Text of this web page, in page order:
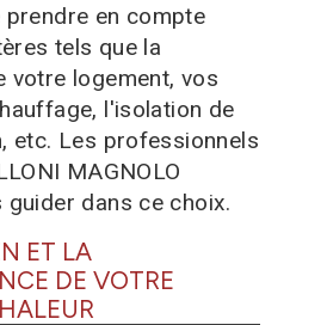
en compte
tels que la
votre logement, vos
l'isolation de
etc. Les professionnels
MAGNOLO
guider dans ce choix.
ET LA
DE VOTRE